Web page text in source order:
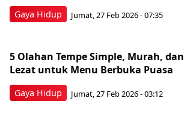
Gaya Hidup Jumat, 27 Feb 2026 - 07:35
Gaya Hidup
5 Olahan Tempe Simple, Murah, dan
Lezat untuk Menu Berbuka Puasa
Jumat, 27 Feb 2026 - 03:12